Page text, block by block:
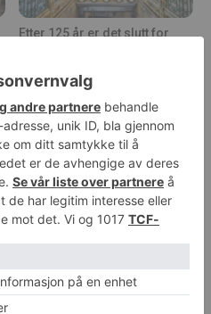
Etter 125 år er det slutt for
Cristiano Ronaldo-museum